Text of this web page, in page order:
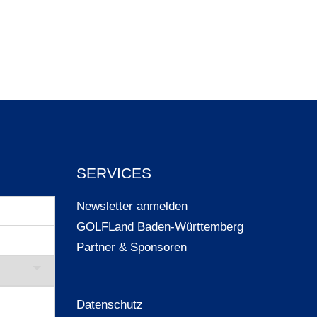
SERVICES
Newsletter anmelden
GOLFLand Baden-Württemberg
Partner & Sponsoren
Datenschutz